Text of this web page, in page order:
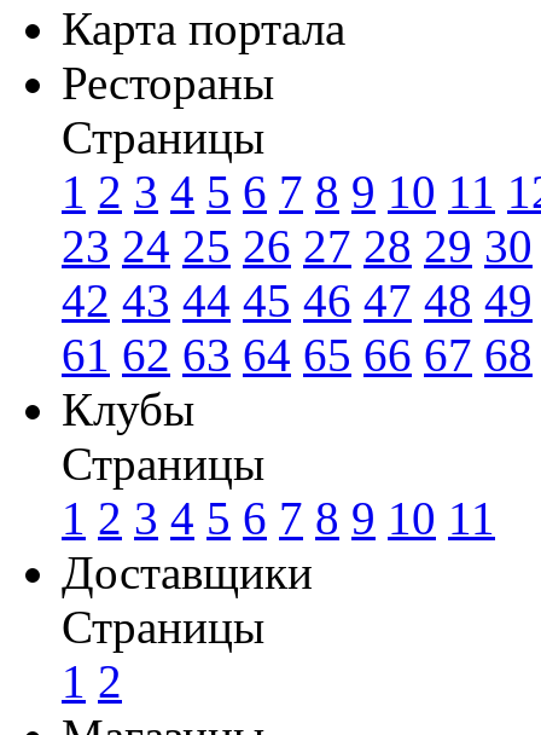
Карта портала
Рестораны
Страницы
1 2 3 4 5 6 7 8 9 10 11
23 24 25 26 27 28 29 30
42 43 44 45 46 47 48 49
61 62 63 64 65 66 67 68
Клубы
Страницы
1 2 3 4 5 6 7 8 9 10 11
Доставщики
Страницы
1 2